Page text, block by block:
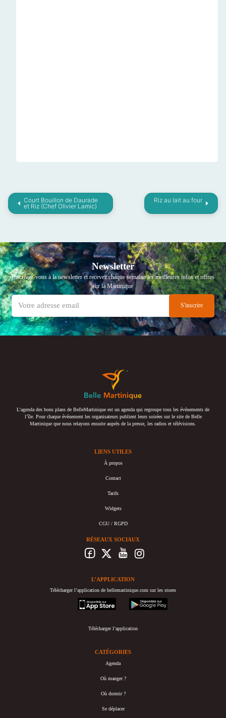
Court Bouillon de Daurade
et Riz (Chef Olivier Lamic)
Riz au lait au four
Newsletter
Inscrivez-vous à la newsletter et recevez chaque semaine les meilleures infos et offres
sur la Martinique
L’agenda des bons plans de BelleMartinique est un agenda qui regroupe tous les événements de
l’île. Pour chaque événement les organisateurs publient leurs soirées sur le site de Belle
Martinique que nous relayons ensuite auprès de la presse, les radios et télévisions.
LIENS UTILES
À propos
Contact
Tarifs
Widgets
CGU / RGPD
RÉSEAUX SOCIAUX
L’APPLICATION
Télécharger l’application de bellemartinique.com sur les stores
appstore
googleplay
Télécharger l’application
CATÉGORIES
Agenda
Où manger ?
Où dormir ?
Se déplacer